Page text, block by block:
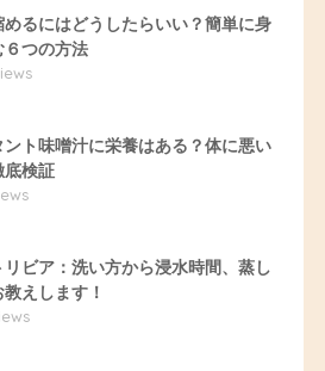
めるにはどうしたらいい？簡単に身
６つの方法
ント味噌汁に栄養はある？体に悪い
底検証
リビア：洗い方から浸水時間、蒸し
えします！